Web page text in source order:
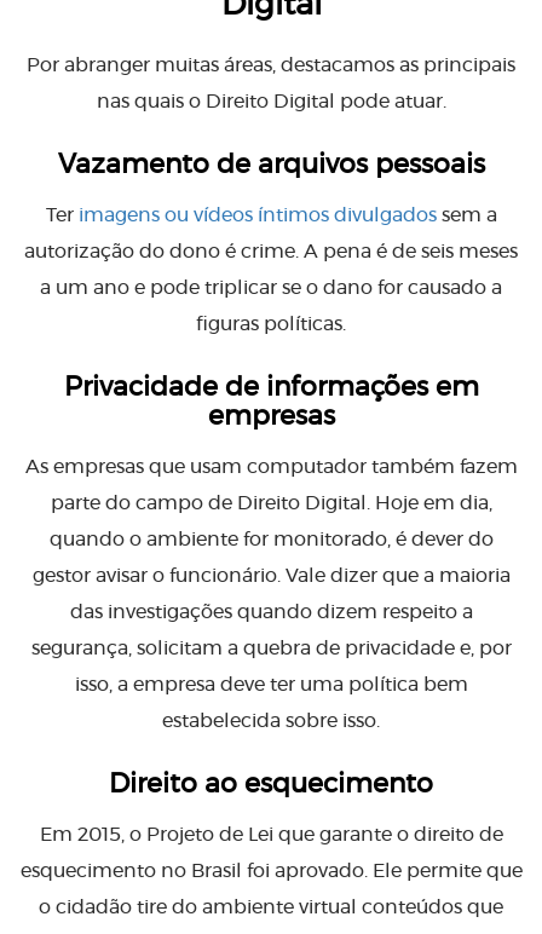
Por abranger muitas áreas, destacamos as principais
nas quais o Direito Digital pode atuar.
Vazamento de arquivos pessoais
Ter imagens ou vídeos íntimos divulgadossem a
autorização do dono é crime. A pena é de seis meses
a um ano e pode triplicar se o dano for causado a
figuras políticas.
Privacidade de informações em
empresas
As empresas que usam computador também fazem
parte do campo de Direito Digital. Hoje em dia,
quando o ambiente for monitorado, é dever do
gestor avisar o funcionário. Vale dizer que a maioria
das investigações quando dizem respeito a
segurança, solicitam a quebra de privacidade e, por
isso, a empresa deve ter uma política bem
estabelecida sobre isso.
Direito ao esquecimento
Em 2015, o Projeto de Lei que garante o direito de
esquecimento no Brasil foi aprovado. Ele permite que
o cidadão tire do ambiente virtual conteúdos que